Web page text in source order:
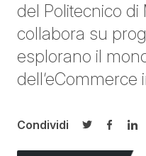
del Politecnico
collabora su
esplorano il
dell’eCommerce
Condividi
Condividi